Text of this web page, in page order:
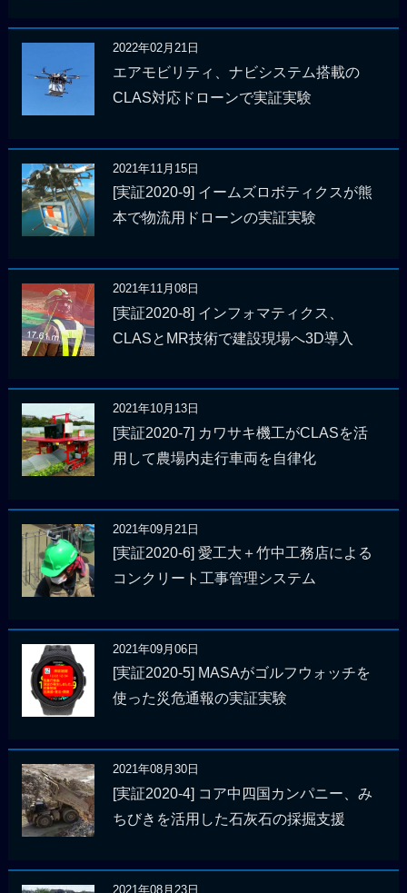
2022年02月21日
エアモビリティ、ナビシステム搭載の
CLAS対応ドローンで実証実験
2021年11月15日
[実証2020-9] イームズロボティクスが熊
本で物流用ドローンの実証実験
2021年11月08日
[実証2020-8] インフォマティクス、
CLASとMR技術で建設現場へ3D導入
2021年10月13日
[実証2020-7] カワサキ機工がCLASを活
用して農場内走行車両を自律化
2021年09月21日
[実証2020-6] 愛工大＋竹中工務店による
コンクリート工事管理システム
2021年09月06日
[実証2020-5] MASAがゴルフウォッチを
使った災危通報の実証実験
2021年08月30日
[実証2020-4] コア中四国カンパニー、み
ちびきを活用した石灰石の採掘支援
2021年08月23日